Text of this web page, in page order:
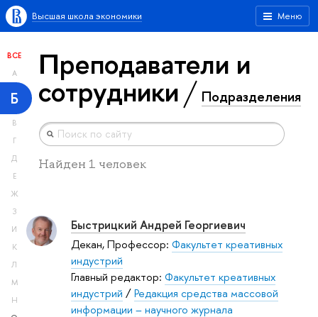
Меню
Высшая школа экономики
ВСЕ
А
Б
В
Г
Д
Е
Ж
З
И
К
Л
М
Н
Преподаватели и
сотрудники Подразделения
Найден 1 человек
Быстрицкий Андрей Георгиевич
Декан, Профессор: Факультет креативных
индустрий
Главный редактор: Факультет креативных
индустрий /Редакция средства массовой
информации – научного журнала